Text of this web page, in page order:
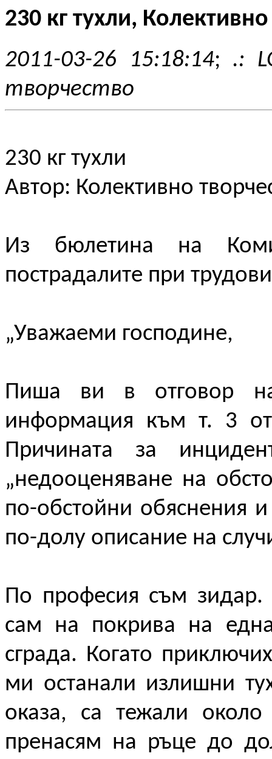
230 кг тухли,
2011-03-26 15:18:14; .:
творчество
230 кг тухли
Автор: Колективно
Из бюлетина на
пострадалите при
„Уважаеми господине,
Пиша ви в отговор
информация към т. 3
Причината за
„недооценяване на
по-обстойни обяснения
по-долу описание на
По професия съм
сам на покрива на
сграда. Когато
ми останали излишни
оказа, са тежали
пренасям на ръце до